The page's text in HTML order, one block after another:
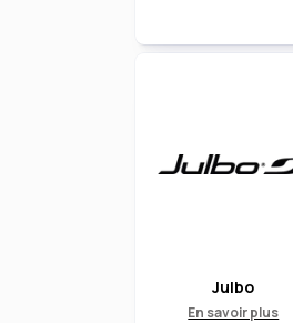
Julbo
En savoir plus